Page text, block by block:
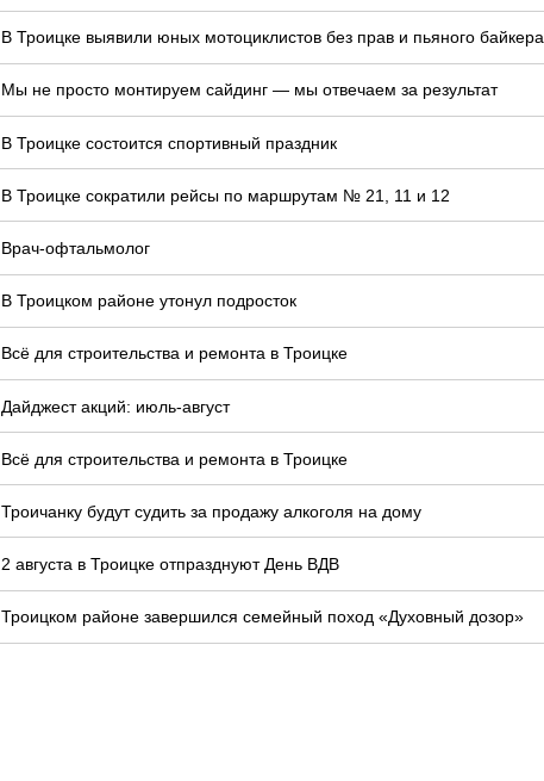
В Троицке выявили юных мотоциклистов без прав и пьяного байкера
Мы не просто монтируем сайдинг — мы отвечаем за результат
В Троицке состоится спортивный праздник
В Троицке сократили рейсы по маршрутам № 21, 11 и 12
Врач-офтальмолог
В Троицком районе утонул подросток
Всё для строительства и ремонта в Троицке
Дайджест акций: июль-август
Всё для строительства и ремонта в Троицке
Троичанку будут судить за продажу алкоголя на дому
2 августа в Троицке отпразднуют День ВДВ
Троицком районе завершился семейный поход «Духовный дозор»